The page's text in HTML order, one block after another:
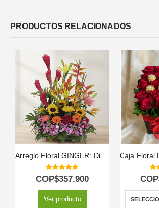
PRODUCTOS RELACIONADOS
5.00out of 5
COP$357.900
Ver producto